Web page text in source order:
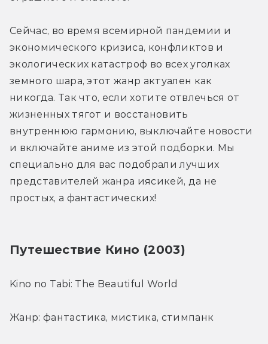
Сейчас, во время всемирной пандемии и
экономического кризиса, конфликтов и
экологических катастроф во всех уголках
земного шара, этот жанр актуален как
никогда. Так что, если хотите отвлечься от
жизненных тягот и восстановить
внутреннюю гармонию, выключайте новости
и включайте аниме из этой подборки. Мы
специально для вас подобрали лучших
представителей жанра иясикей, да не
простых, а фантастических!
Путешествие Кино (2003)
Kino no Tabi: The Beautiful World
Жанр: фантастика, мистика, стимпанк